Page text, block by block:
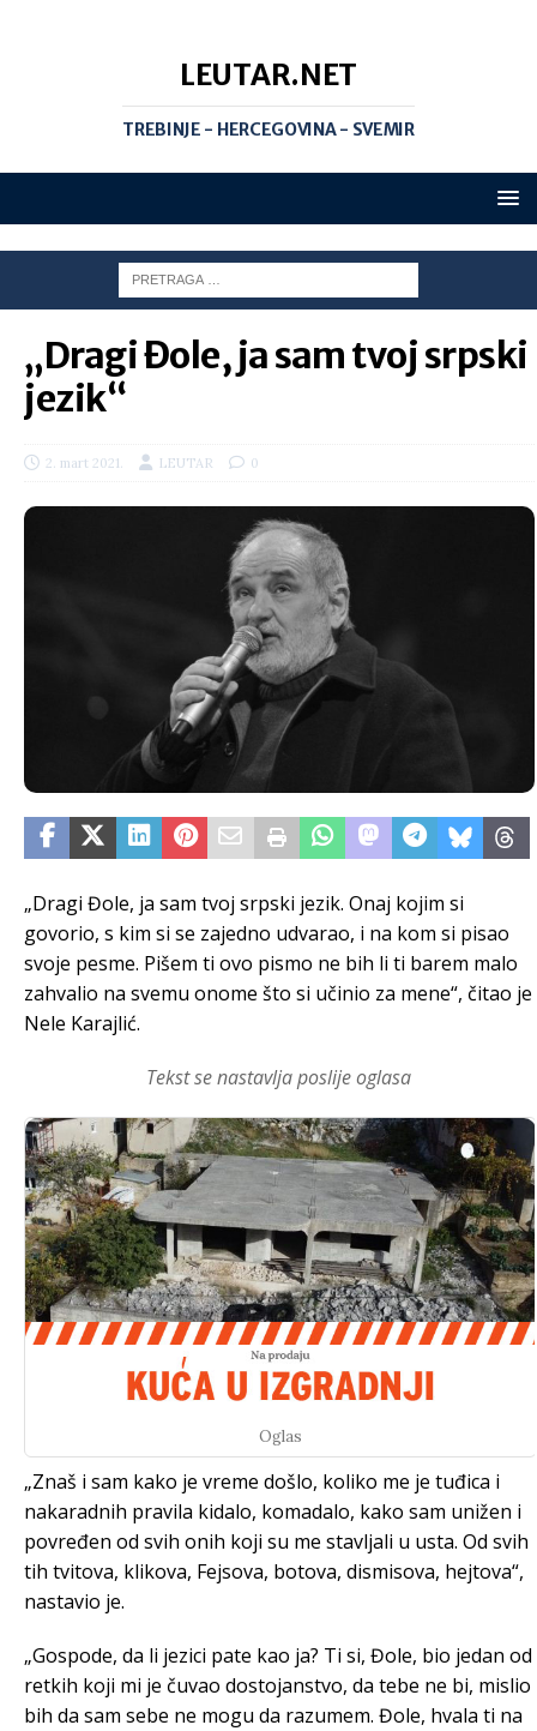
LEUTAR.NET
TREBINJE - HERCEGOVINA - SVEMIR
„Dragi Đole, ja sam tvoj srpski
jezik“
2. mart 2021. LEUTAR 0
„Dragi Đole, ja sam tvoj srpski jezik. Onaj kojim si
govorio, s kim si se zajedno udvarao, i na kom si pisao
svoje pesme. Pišem ti ovo pismo ne bih li ti barem malo
zahvalio na svemu onome što si učinio za mene“, čitao je
Nele Karajlić.
Tekst se nastavlja poslije oglasa
Oglas
„Znaš i sam kako je vreme došlo, koliko me je tuđica i
nakaradnih pravila kidalo, komadalo, kako sam unižen i
povređen od svih onih koji su me stavljali u usta. Od svih
tih tvitova, klikova, Fejsova, botova, dismisova, hejtova“,
nastavio je.
„Gospode, da li jezici pate kao ja? Ti si, Đole, bio jedan od
retkih koji mi je čuvao dostojanstvo, da tebe ne bi, mislio
bih da sam sebe ne mogu da razumem. Đole, hvala ti na